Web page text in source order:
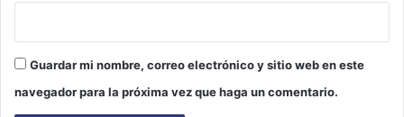
Guardar mi nombre, correo electrónico y sitio web en este
navegador para la próxima vez que haga un comentario.